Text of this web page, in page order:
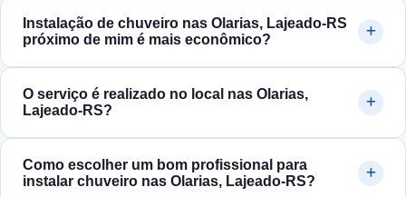
Instalação de chuveiro nas Olarias, Lajeado‑RS
próximo de mim é mais econômico?
O serviço é realizado no local nas Olarias,
Lajeado‑RS?
Como escolher um bom profissional para
instalar chuveiro nas Olarias, Lajeado‑RS?